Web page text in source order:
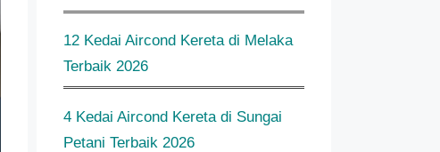
12 Kedai Aircond Kereta di Melaka
Terbaik 2026
4 Kedai Aircond Kereta di Sungai
Petani Terbaik 2026